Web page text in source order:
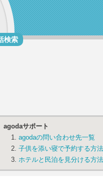
検索
agodaサポート
agodaの問い合わせ先一覧
子供を添い寝で予約する方法
ホテルと民泊を見分ける方法